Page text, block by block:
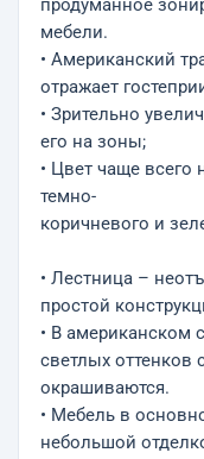
продуманное
мебели.
• Американский
отражает
• Зрительно
его на зоны;
• Цвет чаще всего
темно-
коричневого и
• Лестница –
простой
• В американском
светлых
окрашиваются.
• Мебель в
небольшой